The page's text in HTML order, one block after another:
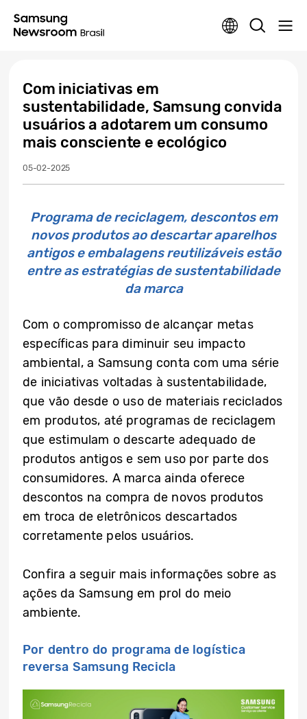
Com iniciativas em
sustentabilidade, Samsung convida
usuários a adotarem um consumo
mais consciente e ecológico
05-02-2025
Programa de reciclagem, descontos em
novos produtos ao descartar aparelhos
antigos e embalagens reutilizáveis estão
entre as estratégias de sustentabilidade
da marca
Com o compromisso de alcançar metas
específicas para diminuir seu impacto
ambiental, a Samsung conta com uma série
de iniciativas voltadas à sustentabilidade,
que vão desde o uso de materiais reciclados
em produtos, até programas de reciclagem
que estimulam o descarte adequado de
produtos antigos e sem uso por parte dos
consumidores. A marca ainda oferece
descontos na compra de novos produtos
em troca de eletrônicos descartados
corretamente pelos usuários.
Confira a seguir mais informações sobre as
ações da Samsung em prol do meio
ambiente.
Por dentro do programa de logística
reversa Samsung Recicla